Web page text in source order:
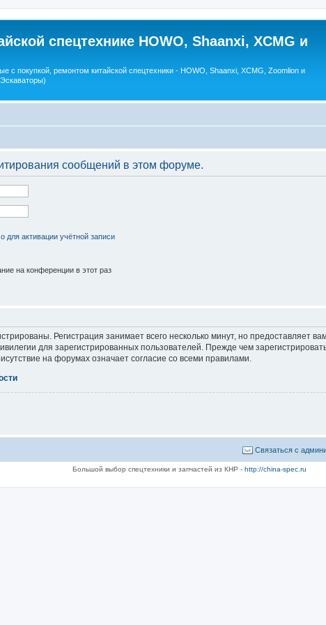
спецтехнике HOWO, Shaanxi, XCMG и
с покупкой, ремонтом китайской спецтехники - HOWO, Shaanxi, XCMG, Zoomlion и
сообщений в этом форуме.
для активации учётной записи
на конференции в этот раз
Регистрация занимает всего несколько минут, но предоставляет
для зарегистрированных пользователей. Прежде чем
на форумах означает согласие со всеми правилами.
Связаться с
Большой выбор спецтехники и запчастей из КНР - http://china-spec.ru